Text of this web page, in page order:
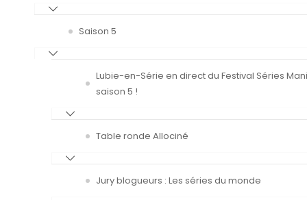
Saison 5
Lubie-en-Série en direct du Festival Séries
saison 5 !
Table ronde Allociné
Jury blogueurs : Les séries du monde